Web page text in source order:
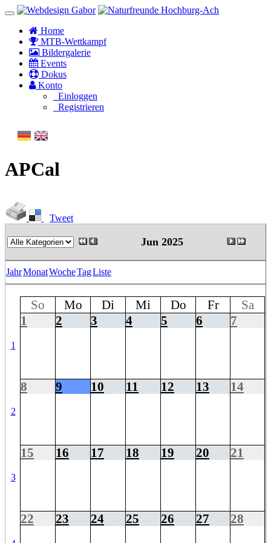
Home
MTB-Wettkampf
Bildergalerie
Events
Dokus
Konto
Einloggen
Registrieren
APCal
Tweet
Jun 2025
JahrMonatWocheTagListe
So Mo Di Mi Do Fr Sa
1
1 2 3 4 5 6 7
2
8 9 10 11 12 13 14
3
15 16 17 18 19 20 21
22 23 24 25 26 27 28